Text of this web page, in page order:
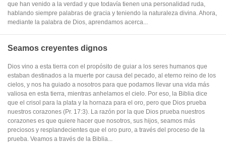
que han venido a la verdad y que todavía tienen una personalidad ruda,
hablando siempre palabras de gracia y teniendo la naturaleza divina. Ahora,
mediante la palabra de Dios, aprendamos acerca...
Seamos creyentes dignos
Dios vino a esta tierra con el propósito de guiar a los seres humanos que
estaban destinados a la muerte por causa del pecado, al eterno reino de los
cielos, y nos ha guiado a nosotros para que podamos llevar una vida más
valiosa en esta tierra, mientras anhelamos el cielo. Por eso, la Biblia dice
que el crisol para la plata y la hornaza para el oro, pero que Dios prueba
nuestros corazones (Pr. 17:3). La razón por la que Dios prueba nuestros
corazones es que quiere hacer que nosotros, sus hijos, seamos más
preciosos y resplandecientes que el oro puro, a través del proceso de la
prueba. Veamos a través de la Biblia...